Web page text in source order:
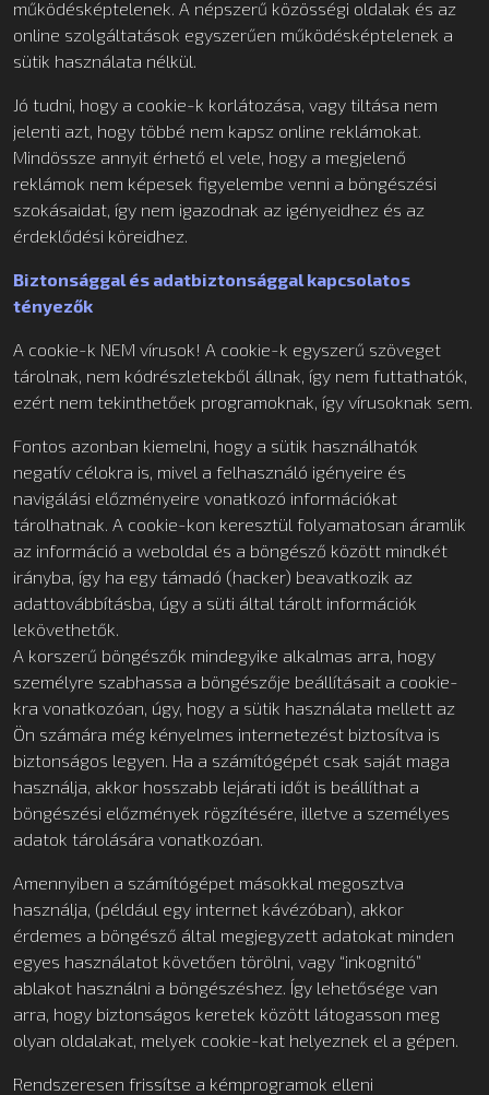
működésképtelenek. A népszerű közösségi oldalak és az
online szolgáltatások egyszerűen működésképtelenek a
sütik használata nélkül.
Jó tudni, hogy a cookie-k korlátozása, vagy tiltása nem
jelenti azt, hogy többé nem kapsz online reklámokat.
Mindössze annyit érhető el vele, hogy a megjelenő
reklámok nem képesek figyelembe venni a böngészési
szokásaidat, így nem igazodnak az igényeidhez és az
érdeklődési köreidhez.
Biztonsággal és adatbiztonsággal kapcsolatos
tényezők
A cookie-k NEM vírusok! A cookie-k egyszerű szöveget
tárolnak, nem kódrészletekből állnak, így nem futtathatók,
ezért nem tekinthetőek programoknak, így vírusoknak sem.
Fontos azonban kiemelni, hogy a sütik használhatók
negatív célokra is, mivel a felhasználó igényeire és
navigálási előzményeire vonatkozó információkat
tárolhatnak. A cookie-kon keresztül folyamatosan áramlik
az információ a weboldal és a böngésző között mindkét
irányba, így ha egy támadó (hacker) beavatkozik az
adattovábbításba, úgy a süti által tárolt információk
lekövethetők.
A korszerű böngészők mindegyike alkalmas arra, hogy
személyre szabhassa a böngészője beállításait a cookie-
kra vonatkozóan, úgy, hogy a sütik használata mellett az
Ön számára még kényelmes internetezést biztosítva is
biztonságos legyen. Ha a számítógépét csak saját maga
használja, akkor hosszabb lejárati időt is beállíthat a
böngészési előzmények rögzítésére, illetve a személyes
adatok tárolására vonatkozóan.
Amennyiben a számítógépet másokkal megosztva
használja, (például egy internet kávézóban), akkor
érdemes a böngésző által megjegyzett adatokat minden
egyes használatot követően törölni, vagy “inkognitó”
ablakot használni a böngészéshez. Így lehetősége van
arra, hogy biztonságos keretek között látogasson meg
olyan oldalakat, melyek cookie-kat helyeznek el a gépen.
Rendszeresen frissítse a kémprogramok elleni